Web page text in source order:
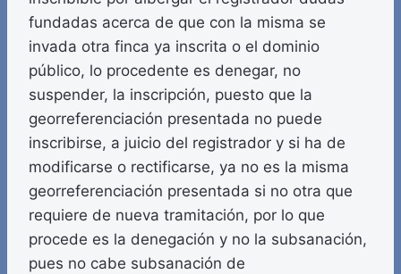
fundadas acerca de que con la misma se
invada otra finca ya inscrita o el dominio
público, lo procedente es denegar, no
suspender, la inscripción, puesto que la
georreferenciación presentada no puede
inscribirse, a juicio del registrador y si ha de
modificarse o rectificarse, ya no es la misma
georreferenciación presentada si no otra que
requiere de nueva tramitación, por lo que
procede es la denegación y no la subsanación,
pues no cabe subsanación de